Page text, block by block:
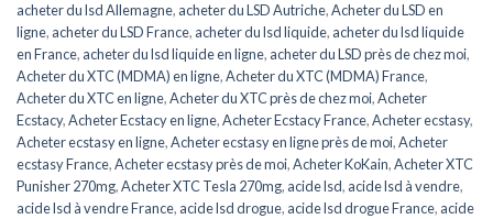
acheter du lsd Allemagne, acheter du LSD Autriche,Acheter du LSD en
ligne, acheter du LSD France, acheter du lsd liquide, acheter du lsd liquide
en France, acheter du lsd liquide en ligne, acheter du LSD près de chez moi,
Acheter du XTC (MDMA) en ligne,Acheter du XTC (MDMA) France,
Acheter du XTC en ligne,Acheter du XTC près de chez moi,Acheter
Ecstacy,Acheter Ecstacy en ligne,Acheter Ecstacy France,Acheter ecstasy,
Acheter ecstasy en ligne,Acheter ecstasy en ligne près de moi,Acheter
ecstasy France,Acheter ecstasy près de moi,Acheter KoKain,Acheter XTC
Punisher 270mg,Acheter XTC Tesla 270mg, acide lsd, acide lsd à vendre,
acide lsd à vendre France, acide lsd drogue, acide lsd drogue France, acide